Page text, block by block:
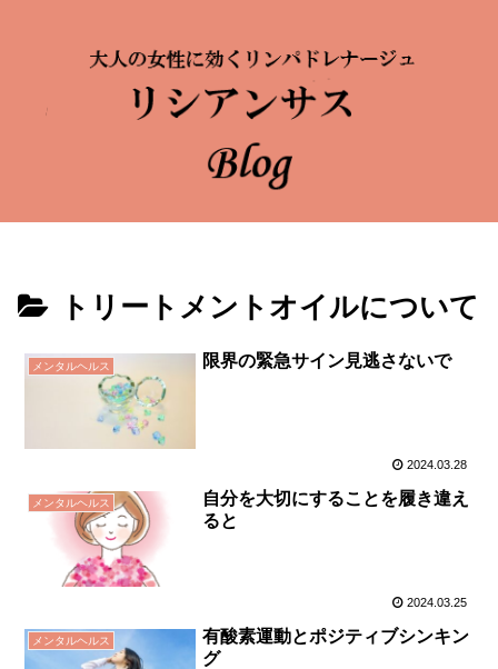
トリートメントオイルについて
メンタルヘルス 限界の緊急サイン見逃さないで
2024.03.28
メンタルヘルス
自分を大切にすることを履き違え
ると
2024.03.25
メンタルヘルス
有酸素運動とポジティブシンキン
グ